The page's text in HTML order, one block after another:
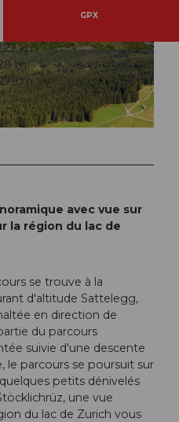
© Einsiedeln-Ybrig-Zürichsee Tourismus
GPX
km
m
m
avec vue sur
la région du lac de
se trouve à la
d'altitude Sattelegg,
en direction de
du parcours
suivie d'une descente
le parcours se poursuit sur
petits dénivelés
une vue
du lac de Zurich vous